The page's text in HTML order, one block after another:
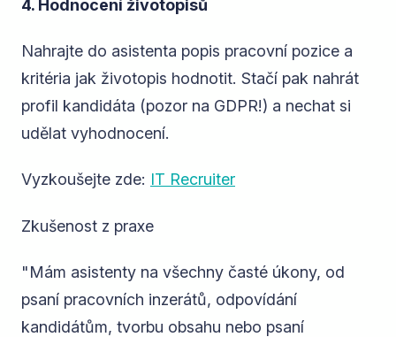
4. Hodnocení životopisů
Nahrajte do asistenta popis pracovní pozice a
kritéria jak životopis hodnotit. Stačí pak nahrát
profil kandidáta (pozor na GDPR!) a nechat si
udělat vyhodnocení.
Vyzkoušejte zde: IT Recruiter
Zkušenost z praxe
"Mám asistenty na všechny časté úkony, od
psaní pracovních inzerátů, odpovídání
kandidátům, tvorbu obsahu nebo psaní